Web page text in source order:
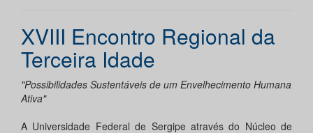
XVIII Encontro Regional da
Terceira Idade
"Possibilidades Sustentáveis de um Envelhecimento Humana
Ativa"
A Universidade Federal de Sergipe através do Núcleo de